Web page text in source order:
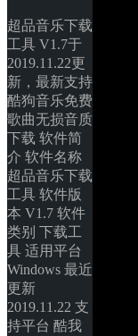
超品音乐下载
工具 V1.7于
2019.11.22更
新，最新支持
酷狗音乐免费
歌曲无损音质
下载 软件简
介 软件名称
超品音乐下载
工具 软件版
本 V1.7 软件
类别 下载工
具 适用平台
Windows 最近
更新
2019.11.22 支
持平台 酷我